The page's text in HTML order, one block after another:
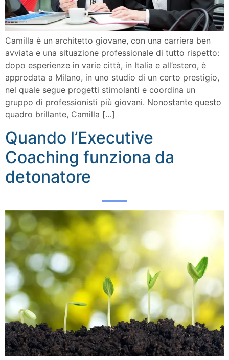
Camilla è un architetto giovane, con una carriera ben
avviata e una situazione professionale di tutto rispetto:
dopo esperienze in varie città, in Italia e all’estero, è
approdata a Milano, in uno studio di un certo prestigio,
nel quale segue progetti stimolanti e coordina un
gruppo di professionisti più giovani. Nonostante questo
quadro brillante, Camilla […]
Quando l’Executive
Coaching funziona da
detonatore